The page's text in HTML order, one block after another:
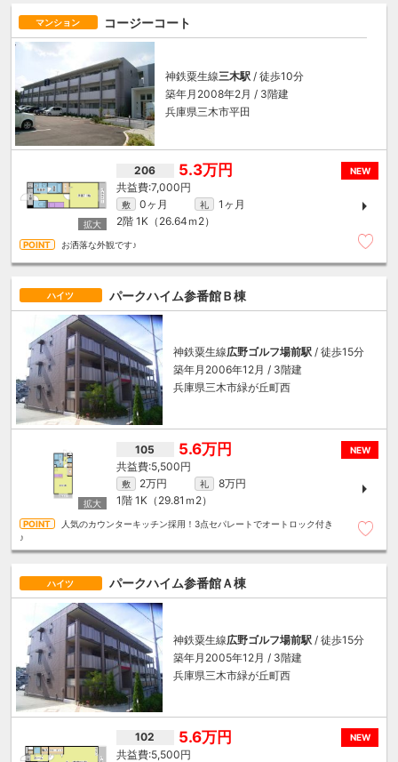
マンション コージーコート
神鉄粟生線三木駅/ 徒歩10分
築年月2008年2月 / 3階建
兵庫県三木市平田
NEW
206 5.3万円
7,000円
敷 0ヶ月 礼
1ヶ月
2階 1K（26.64ｍ 2）
お洒落な外観です♪
ハイツ パークハイム参番館Ｂ棟
神鉄粟生線広野ゴルフ場前駅 / 徒歩15分
築年月2006年12月 / 3階建
兵庫県三木市緑が丘町西
NEW
105 5.6万円
5,500円
敷 2万円 礼
8万円
1階 1K（29.81ｍ 2）
人気のカウンターキッチン採用！3点セパレートでオートロック付き
♪
ハイツ パークハイム参番館Ａ棟
神鉄粟生線広野ゴルフ場前駅 / 徒歩15分
築年月2005年12月 / 3階建
兵庫県三木市緑が丘町西
NEW
102 5.6万円
5,500円